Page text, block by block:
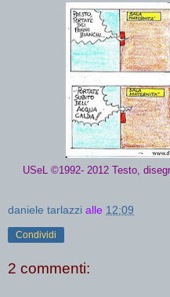
USeL ©1992- 2012 Testo,
daniele tarlazzi alle 12:09
Condividi
2 commenti: